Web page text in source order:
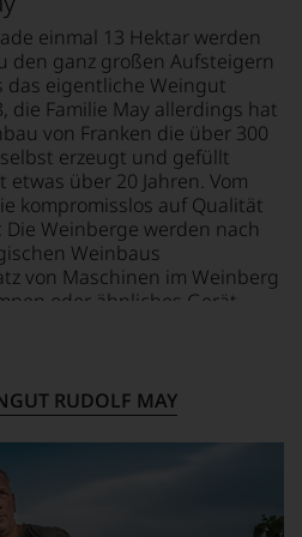
GESCHMACK
trocken
einmal 13 Hektar werden
den ganz großen Aufsteigern
das eigentliche Weingut
die Familie May allerdings hat
von Franken die über 300
erzeugt und gefüllt
über 20 Jahren. Vom
kompromisslos auf Qualität
Weinberge werden nach
Weinbaus
von Maschinen im Weinberg
oder ähnliches Gerät
Most und Wein werden
denn im Keller
„kontrollierten Nichtstun“
große Liebe und
Silvaner. Und wo andere
hervorbringen zeigt
Größe, Finesse und
RUDOLF MAY